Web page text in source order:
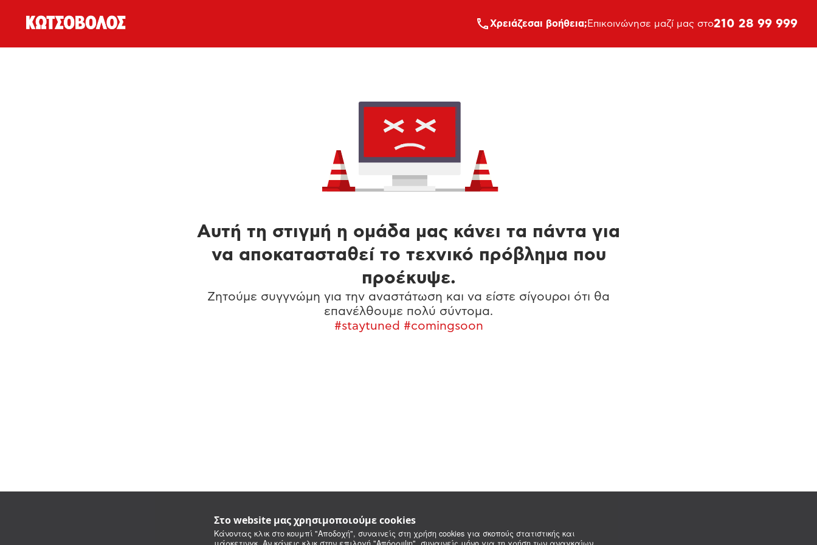
Στο website μας χρησιμοποιούμε cookies
Κάνοντας κλικ στο κουμπί "Αποδοχή", συναινείς στη χρήση cookies για σκοπούς στατιστικής και
Xρειάζεσαι βοήθεια; Επικοινώνησε μαζί μας στο210 28 99 999
Αυτή τη στιγμή η ομάδα μας κάνει τα πάντα για
να αποκατασταθεί το τεχνικό πρόβλημα που
προέκυψε.
Ζητούμε συγγνώμη για την αναστάτωση και να είστε σίγουροι ότι θα
επανέλθουμε πολύ σύντομα.
#staytuned #comingsoon